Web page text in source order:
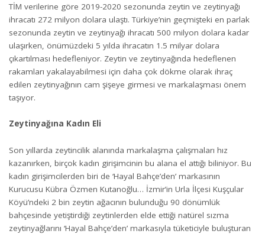
TİM verilerine göre 2019-2020 sezonunda zeytin ve zeytinyağı
ihracatı 272 milyon dolara ulaştı. Türkiye’nin geçmişteki en parlak
sezonunda zeytin ve zeytinyağı ihracatı 500 milyon dolara kadar
ulaşırken, önümüzdeki 5 yılda ihracatın 1.5 milyar dolara
çıkartılması hedefleniyor. Zeytin ve zeytinyağında hedeflenen
rakamları yakalayabilmesi için daha çok dökme olarak ihraç
edilen zeytinyağının cam şişeye girmesi ve markalaşması önem
taşıyor.
Zeytinyağına Kadın Eli
Son yıllarda zeytincilik alanında markalaşma çalışmaları hız
kazanırken, birçok kadın girişimcinin bu alana el attığı biliniyor. Bu
kadın girişimcilerden biri de ‘Hayal Bahçe’den’ markasının
Kurucusu Kübra Özmen Kutanoğlu… İzmir’in Urla İlçesi Kuşçular
Köyü’ndeki 2 bin zeytin ağacının bulunduğu 90 dönümlük
bahçesinde yetiştirdiği zeytinlerden elde ettiği natürel sızma
zeytinyağlarını ‘Hayal Bahçe’den’ markasıyla tüketiciyle buluşturan